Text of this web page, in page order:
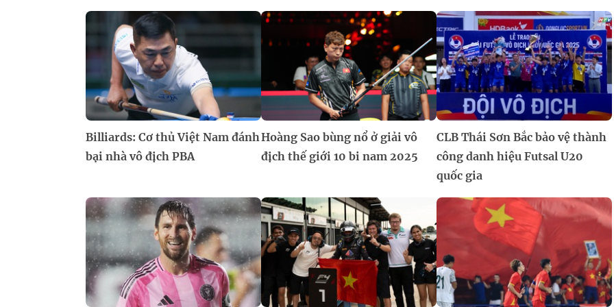
Billiards: Cơ thủ Việt Nam đánh
bại nhà vô địch PBA
Hoàng Sao bùng nổ ở giải vô
địch thế giới 10 bi nam 2025
CLB Thái Sơn Bắc bảo vệ thành
công danh hiệu Futsal U20
quốc gia